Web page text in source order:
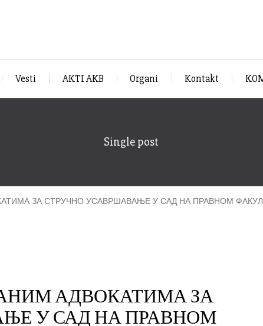
Vesti AKTI AKB Organi Kontakt
Single post
ЗА СТРУЧНО УСАВРШАВАЊЕ У САД НА ПРАВНОМ
АДВОКАТИМА ЗА
У САД НА ПРАВНОМ